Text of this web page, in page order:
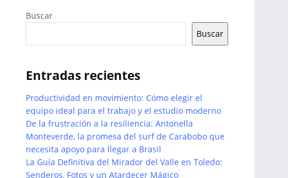
Buscar
Buscar
Entradas recientes
Productividad en movimiento: Cómo elegir el
equipo ideal para el trabajo y el estudio moderno
De la frustración a la resiliencia: Antonella
Monteverde, la promesa del surf de Carabobo que
necesita apoyo para llegar a Brasil
La Guía Definitiva del Mirador del Valle en Toledo:
Senderos, Fotos y un Atardecer Mágico